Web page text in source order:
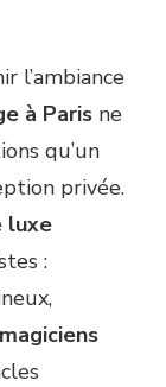
l’ambiance
à Paris ne
qu’un
privée.
luxe
:
magiciens